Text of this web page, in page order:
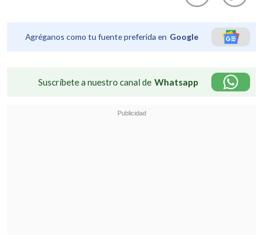
Agréganos como tu fuente preferida en Google
Suscríbete a nuestro canal de Whatsapp